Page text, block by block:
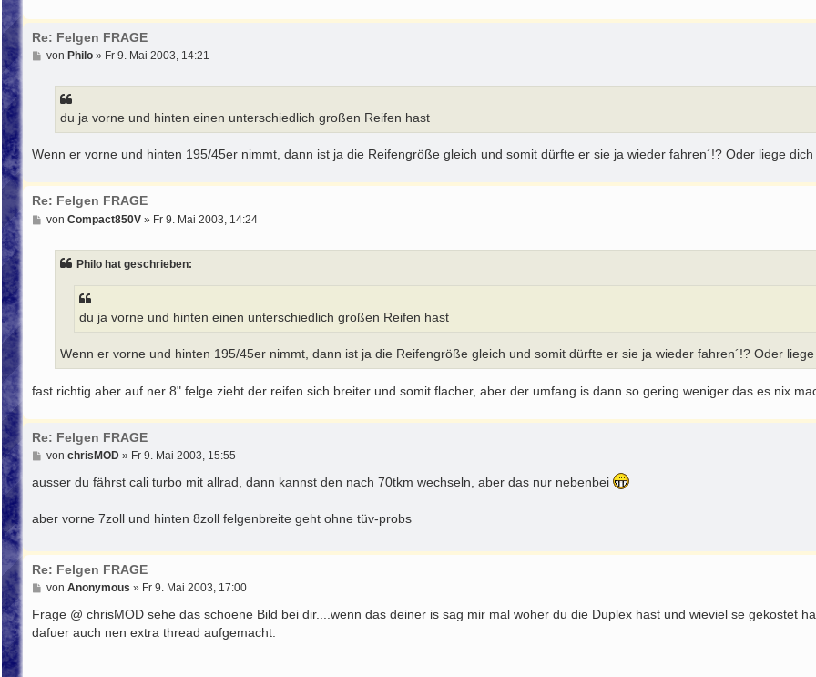
Re: Felgen FRAGE
Bvon Philo» Fr 9. Mai 2003, 14:21
du ja vorne und hinten einen unterschiedlich großen Reifen hast
Wenn er vorne und hinten 195/45er nimmt, dann ist ja die Reifengröße gleich und somit dürfte er sie ja wieder fahren´!? Oder liege dich
Re: Felgen FRAGE
Bvon Compact850V» Fr 9. Mai 2003, 14:24
Philo hat geschrieben:
du ja vorne und hinten einen unterschiedlich großen Reifen hast
Wenn er vorne und hinten 195/45er nimmt, dann ist ja die Reifengröße gleich und somit dürfte er sie ja wieder fahren´!? Oder
fast richtig aber auf ner 8" felge zieht der reifen sich breiter und somit flacher, aber der umfang is dann so gering weniger das es nix
Re: Felgen FRAGE
B
i
a
von chrisMOD» Fr 9. Mai 2003, 15:55
ausser du fährst cali turbo mit allrad, dann kannst den nach 70tkm wechseln, aber das nur nebenbei
aber vorne 7zoll und hinten 8zoll felgenbreite geht ohne tüv-probs
Re: Felgen FRAGE
B
i
r
von Anonymous » Fr 9. Mai 2003, 17:00
Frage @ chrisMOD sehe das schoene Bild bei dir....wenn das deiner is sag mir mal woher du die Duplex hast und wieviel se gekostet
dafuer auch nen extra thread aufgemacht.